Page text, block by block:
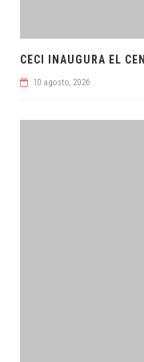
10 agosto, 2026